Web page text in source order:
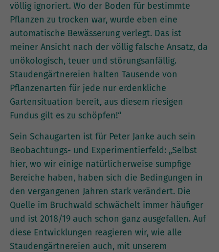
völlig ignoriert. Wo der Boden für bestimmte
Pflanzen zu trocken war, wurde eben eine
automatische Bewässerung verlegt. Das ist
meiner Ansicht nach der völlig falsche Ansatz, da
unökologisch, teuer und störungsanfällig.
Staudengärtnereien halten Tausende von
Pflanzenarten für jede nur erdenkliche
Gartensituation bereit, aus diesem riesigen
Fundus gilt es zu schöpfen!“
Sein Schaugarten ist für Peter Janke auch sein
Beobachtungs- und Experimentierfeld: „Selbst
hier, wo wir einige natürlicherweise sumpfige
Bereiche haben, haben sich die Bedingungen in
den vergangenen Jahren stark verändert. Die
Quelle im Bruchwald schwächelt immer häufiger
und ist 2018/19 auch schon ganz ausgefallen. Auf
diese Entwicklungen reagieren wir, wie alle
Staudengärtnereien auch, mit unserem